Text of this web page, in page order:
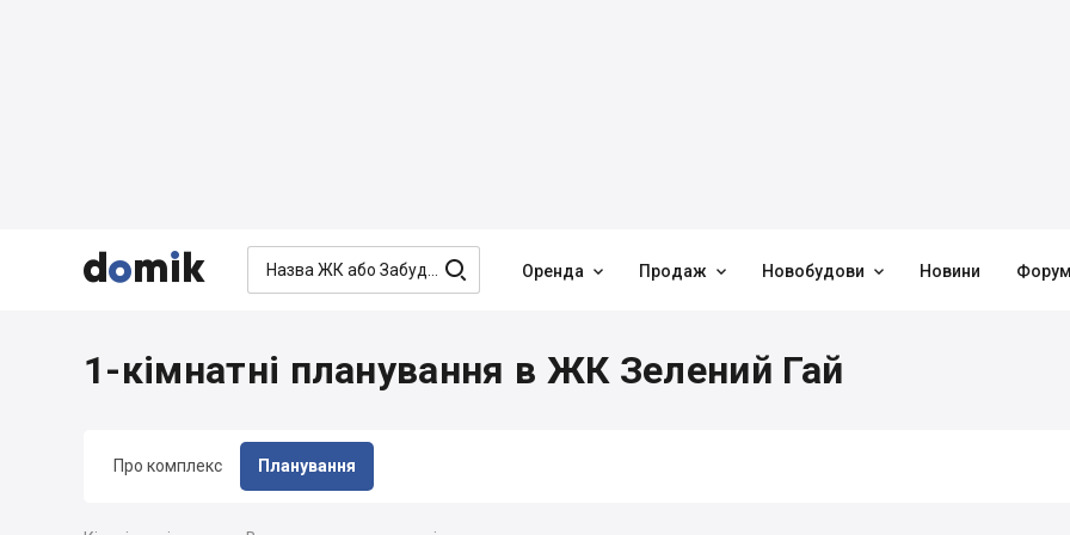


  Оренда  Продаж  Новобудови  Новини
Про комплекс Планування
1-кімнатні планування в ЖК Зелений Гай